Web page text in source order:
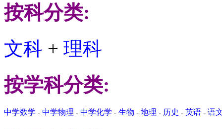
按科分类:
文科 + 理科
按学科分类:
中学数学 - 中学物理 - 中学化学 - 生物 - 地理 - 历史 - 英语 - 语